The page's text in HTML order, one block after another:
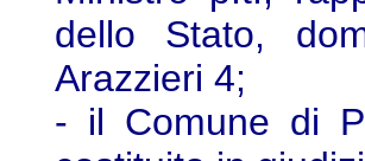
dello Stato,
Arazzieri 4;
- il Comune di